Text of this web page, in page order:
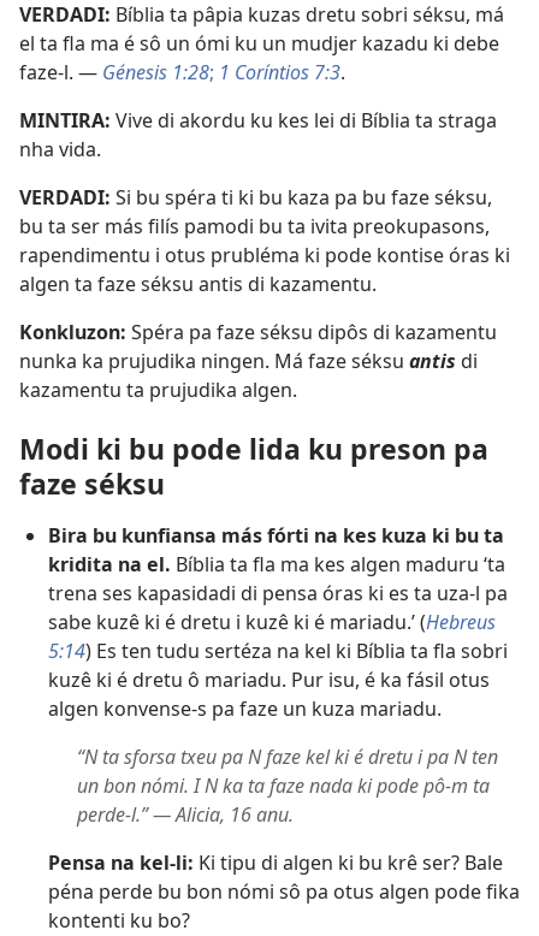
VERDADI: Bíblia ta pâpia kuzas dretu sobri séksu, má
el ta fla ma é sô un ómi ku un mudjer kazadu ki debe
faze-l. — Génesis 1:28; 1 Coríntios 7:3.
MINTIRA: Vive di akordu ku kes lei di Bíblia ta straga
nha vida.
VERDADI: Si bu spéra ti ki bu kaza pa bu faze séksu,
bu ta ser más filís pamodi bu ta ivita preokupasons,
rapendimentu i otus prubléma ki pode kontise óras ki
algen ta faze séksu antis di kazamentu.
Konkluzon: Spéra pa faze séksu dipôs di kazamentu
nunka ka prujudika ningen. Má faze séksu antis di
kazamentu ta prujudika algen.
Modi ki bu pode lida ku preson pa
faze séksu
Bira bu kunfiansa más fórti na kes kuza ki bu ta
kridita na el. Bíblia ta fla ma kes algen maduru ‘ta
trena ses kapasidadi di pensa óras ki es ta uza-l pa
sabe kuzê ki é dretu i kuzê ki é mariadu.’ (Hebreus
5:14) Es ten tudu sertéza na kel ki Bíblia ta fla sobri
kuzê ki é dretu ô mariadu. Pur isu, é ka fásil otus
algen konvense-s pa faze un kuza mariadu.
“N ta sforsa txeu pa N faze kel ki é dretu i pa N ten
un bon nómi. I N ka ta faze nada ki pode pô-m ta
perde-l.” — Alicia, 16 anu.
Pensa na kel-li: Ki tipu di algen ki bu krê ser? Bale
péna perde bu bon nómi sô pa otus algen pode fika
kontenti ku bo?